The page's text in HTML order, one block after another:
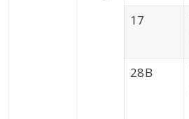
17
28B